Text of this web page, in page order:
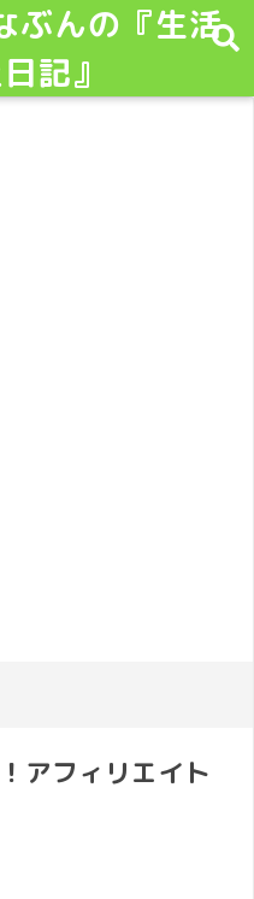
ぶんの『生活
記』
アフィリエイト